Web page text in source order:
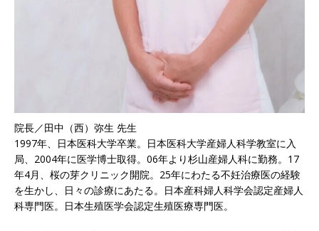
院長／田中（西）弥生 先生
1997年、日本医科大学卒業。日本医科大学産婦人科学教室に入
局、2004年に医学博士取得。06年より杉山産婦人科に勤務。17
年4月、桜の芽クリニック開院。25年にわたる不妊治療医の経験
を生かし、日々の診療にあたる。日本産科婦人科学会認定産婦人
科専門医。日本生殖医学会認定生殖医療専門医。